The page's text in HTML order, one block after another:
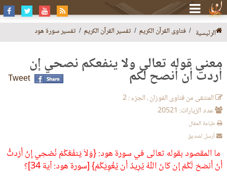
الرئيسية فتاوى القرآن الكريم تفسير القرآن الكريم تفسير سورة هود
معنى قوله تعالى ولا ينفعكم نصحي إن
أردت أن أنصح لكم Tweet
المنتقى من فتاوى الفوزان ، الجزء : 2
عدد الزيارات: 20521
طباعة المقال
أرسل لصديق
ما المقصود بقوله تعالى في سورة هود‏:‏ ‏{‏وَلاَ يَنفَعُكُمْ نُصْحِي إِنْ أَرَدتُّ
أَنْ أَنصَحَ لَكُمْ إِن كَانَ اللَّهُ يُرِيدُ أَن يُغْوِيَكُمْ‏}‏ ‏[‏سورة هود‏:‏ آية 34‏]‏‏؟